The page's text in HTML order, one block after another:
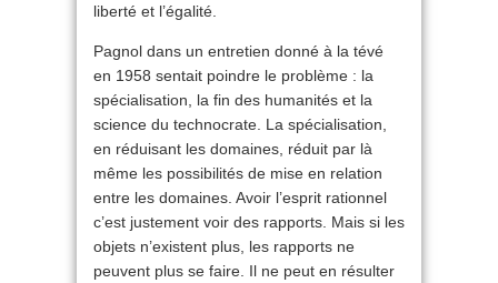
liberté et l’égalité.
Pagnol dans un entretien donné à la tévé
en 1958 sentait poindre le problème : la
spécialisation, la fin des humanités et la
science du technocrate. La spécialisation,
en réduisant les domaines, réduit par là
même les possibilités de mise en relation
entre les domaines. Avoir l’esprit rationnel
c’est justement voir des rapports. Mais si les
objets n’existent plus, les rapports ne
peuvent plus se faire. Il ne peut en résulter